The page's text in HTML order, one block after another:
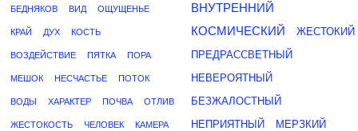
БЕДНЯКОВ ВИД ОЩУЩЕНЬЕ
КРАЙ ДУХ КОСТЬ
ВОЗДЕЙСТВИЕ ПЯТКА ПОРА
МЕШОК НЕСЧАСТЬЕ ПОТОК
ВОДЫ ХАРАКТЕР ПОЧВА ОТЛИВ
ЖЕСТОКОСТЬ ЧЕЛОВЕК КАМЕРА
ВНУТРЕННИЙ
КОСМИЧЕСКИЙ
ЖЕСТОКИЙ
ПРЕДРАССВЕТНЫЙ
НЕВЕРОЯТНЫЙ
БЕЗЖАЛОСТНЫЙ
НЕПРИЯТНЫЙ
МЕРЗКИЙ